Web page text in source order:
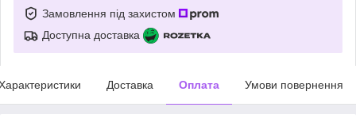
Замовлення під захистом
Доступна доставка
Доставка Оплата Умови повернення